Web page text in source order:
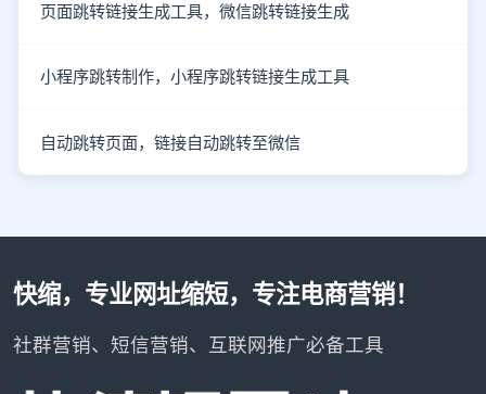
页面跳转链接生成工具，微信跳转链接生成
小程序跳转制作，小程序跳转链接生成工具
自动跳转页面，链接自动跳转至微信
快缩，专业网址缩短，专注电商营销！
社群营销、短信营销、互联网推广必备工具